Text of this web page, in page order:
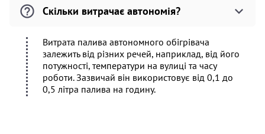
Скільки витрачає автономія?
Витрата палива автономного обігрівача
залежить від різних речей, наприклад, від його
потужності, температури на вулиці та часу
роботи. Зазвичай він використовує від 0,1 до
0,5 літра палива на годину.